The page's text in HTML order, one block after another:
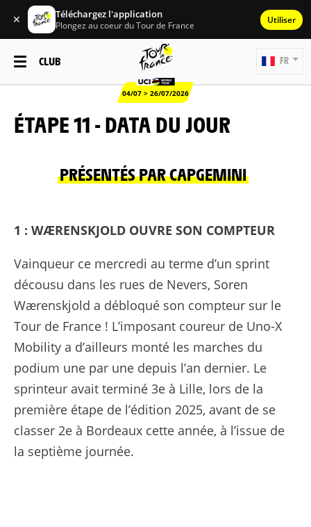
✕ Téléchargez l'application
Plongez au coeur du Tour de France Utiliser
CLUB
04/07 > 26/07/2026
FR
ÉTAPE 11 - DATA DU JOUR
PRÉSENTÉS PAR CAPGEMINI
1 : WÆRENSKJOLD OUVRE SON COMPTEUR
Vainqueur ce mercredi au terme d’un sprint
décousu dans les rues de Nevers, Soren
Wærenskjold a débloqué son compteur sur le
Tour de France ! L’imposant coureur de Uno-X
Mobility a d’ailleurs monté les marches du
podium une par une depuis l’an dernier. Le
sprinteur avait terminé 3e à Lille, lors de la
première étape de l’édition 2025, avant de se
classer 2e à Bordeaux cette année, à l’issue de
la septième journée.